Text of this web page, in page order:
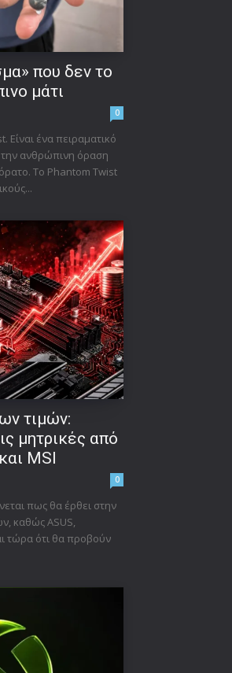
που δεν το
μάτι
0
ένα πειραματικό
ανθρώπινη όραση
Το Phantom Twist
τιμών:
μητρικές από
MSI
0
πως θα έρθει στην
καθώς ASUS,
τώρα ότι θα προβούν